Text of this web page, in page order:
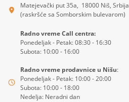
Matejevački put 35a, 18000 Niš, Srbija
(raskršće sa Somborskim bulevarom)
Radno vreme Call centra:
Ponedeljak - Petak: 08:30 - 16:30
Subota: 10:00 - 16:00
Radno vreme prodavnice u Nišu:
Ponedeljak - Petak: 10:00 - 20:00
Subota: 10:00 - 18:00
Nedelja: Neradni dan